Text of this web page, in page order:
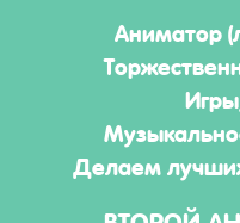
Аниматор
Делаем